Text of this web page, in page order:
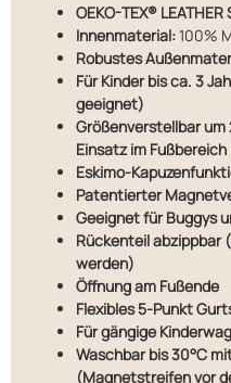
OEKO-TEX®
Innenmaterial:100%
Robustes
Für Kinder bis ca. 3
geeignet)
Größenverstellbar
Einsatz im Fußbereich
Eskimo-
Patentierter
Geeignet für Buggys
Rückenteil abzippbar
werden)
Öffnung am Fußende
Flexibles 5-Punkt
Für gängige
Waschbar bis 30°C
(Magnetstreifen vor